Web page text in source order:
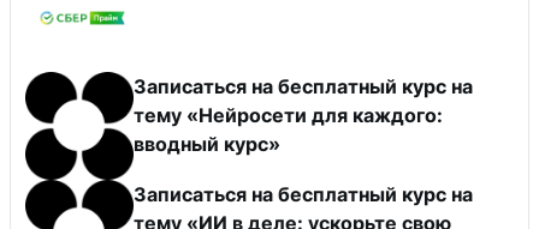
Записаться на бесплатный курс на
тему «Нейросети для каждого:
вводный курс»
Записаться на бесплатный курс на
тему «ИИ в деле: ускорьте свою